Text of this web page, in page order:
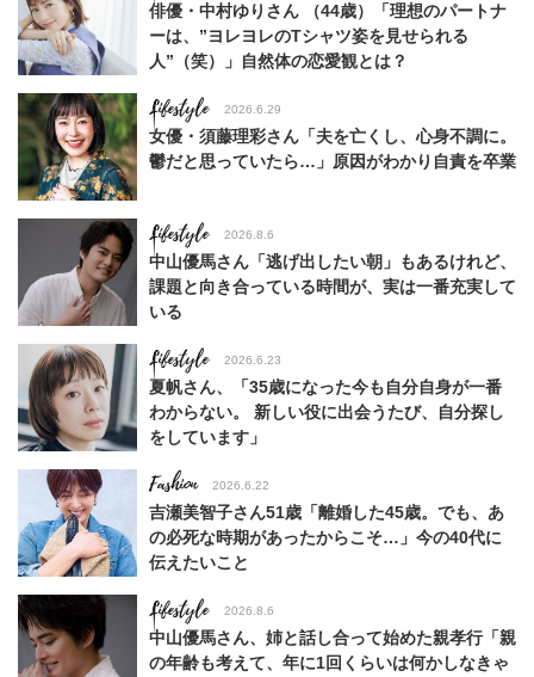
俳優・中村ゆりさん （44歳）「理想のパートナ
ーは、”ヨレヨレのTシャツ姿を見せられる
人”（笑）」自然体の恋愛観とは？
Lifestyle 2026.6.29
女優・須藤理彩さん「夫を亡くし、心身不調に。
鬱だと思っていたら…」原因がわかり自責を卒業
Lifestyle 2026.8.6
中山優馬さん「逃げ出したい朝」もあるけれど、
課題と向き合っている時間が、実は一番充実して
いる
Lifestyle 2026.6.23
夏帆さん、「35歳になった今も自分自身が一番
わからない。 新しい役に出会うたび、自分探し
をしています」
Fashion 2026.6.22
吉瀬美智子さん51歳「離婚した45歳。でも、あ
の必死な時期があったからこそ…」今の40代に
伝えたいこと
Lifestyle 2026.8.6
中山優馬さん、姉と話し合って始めた親孝行「親
の年齢も考えて、年に1回くらいは何かしなきゃ